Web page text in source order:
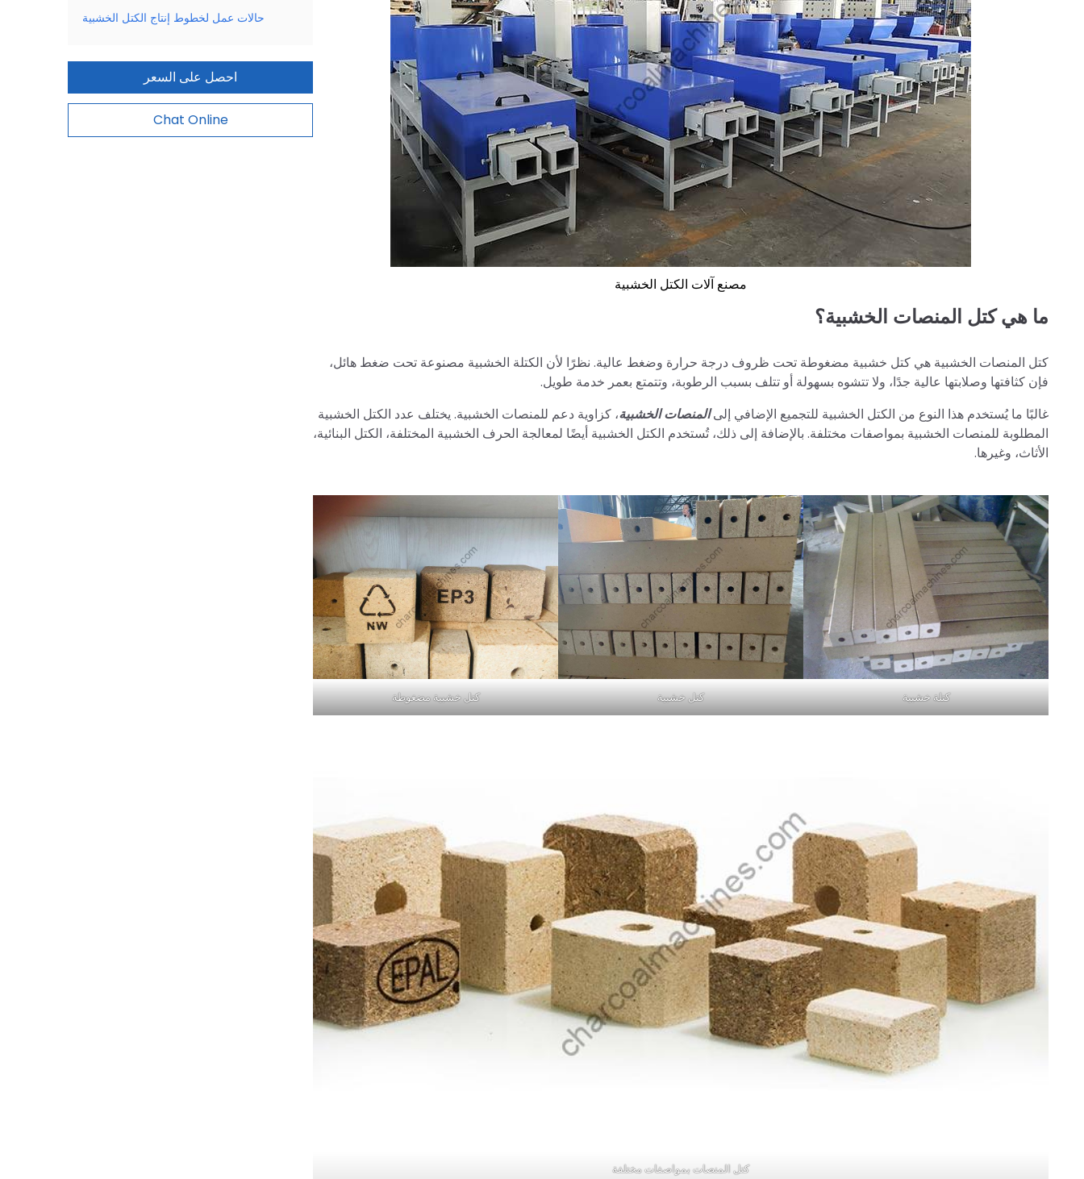
مصنع آلات الكتل الخشبية
ما هي كتل المنصات الخشبية؟
كتل المنصات الخشبية هي كتل خشبية مضغوطة تحت ظروف درجة حرارة وضغط عالية. نظرًا لأن الكتلة الخشبية مصنوعة تحت ضغط هائل،
فإن كثافتها وصلابتها عالية جدًا، ولا تتشوه بسهولة أو تتلف بسبب الرطوبة، وتتمتع بعمر خدمة طويل.
غالبًا ما يُستخدم هذا النوع من الكتل الخشبية للتجميع الإضافي إلىالمنصات الخشبية، كزاوية دعم للمنصات الخشبية. يختلف عدد الكتل الخشبية
المطلوبة للمنصات الخشبية بمواصفات مختلفة. بالإضافة إلى ذلك، تُستخدم الكتل الخشبية أيضًا لمعالجة الحرف الخشبية المختلفة، الكتل البنائية،
الأثاث، وغيرها.
كتلة خشبية كتل خشبية كتل خشبية مضغوطة
كتل المنصات بمواصفات مختلفة
حالات عمل لخطوط إنتاج الكتل الخشبية
احصل على السعر
Chat Online